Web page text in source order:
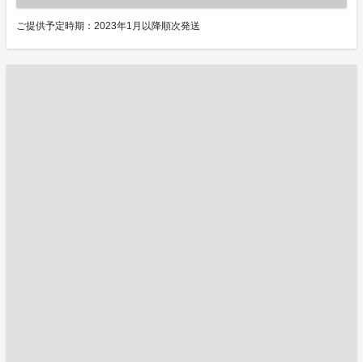
ご提供予定時期：2023年1月以降順次発送